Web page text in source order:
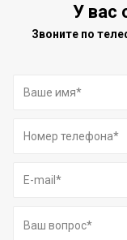
У вас
Звоните по